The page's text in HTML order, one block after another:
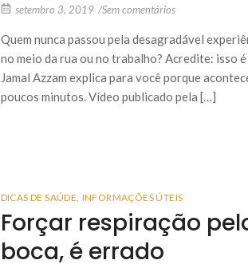
setembro 3, 2019 /Sem comentários
Quem nunca passou pela desagradável
no meio da rua ou no trabalho? Acredite: isso
Jamal Azzam explica para você porque
poucos minutos. Vídeo publicado pela […]
DICAS DE SAÚDE INFORMAÇÕES ÚTEIS
Forçar respiração
boca, é errado